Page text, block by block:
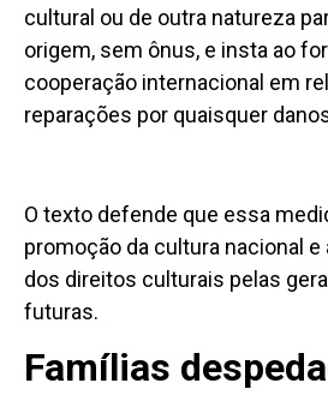
cultural ou de outra natureza
origem, sem ônus, e insta ao
cooperação internacional em
reparações por quaisquer
O texto defende que essa
promoção da cultura nacional
dos direitos culturais pelas
futuras.
Famílias